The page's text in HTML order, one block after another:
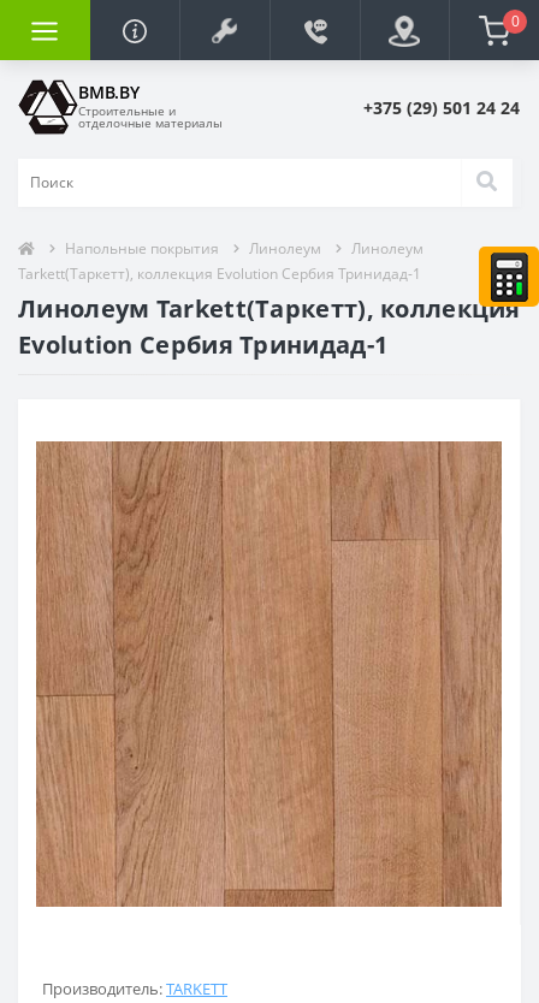
0
BMB.BY
Строительные и
отделочные материалы
+375 (29) 501 24 24
Напольные покрытия Линолеум
Линолеум
Tarkett(Таркетт), коллекция Evolution Сербия Тринидад-1
Линолеум Tarkett(Таркетт), коллекция
Evolution Сербия Тринидад-1
Производитель:TARKETT